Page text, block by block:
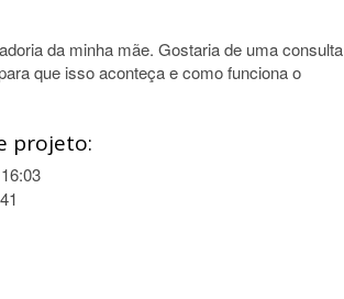
da minha mãe. Gostaria de uma consulta
que isso aconteça e como funciona o
projeto: